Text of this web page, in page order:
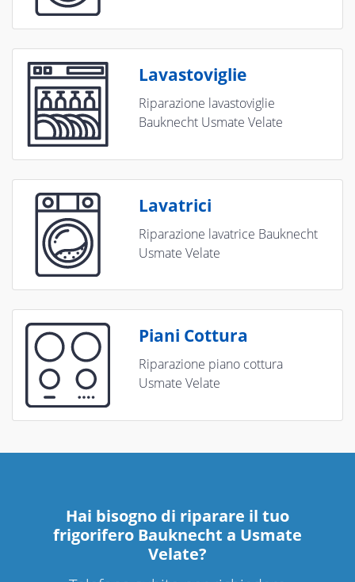
Lavastoviglie
Riparazione lavastoviglie
Bauknecht Usmate Velate
Lavatrici
Riparazione lavatrice Bauknecht
Usmate Velate
Piani Cottura
Riparazione piano cottura
Usmate Velate
Hai bisogno di riparare il tuo
frigorifero Bauknecht a Usmate
Velate?